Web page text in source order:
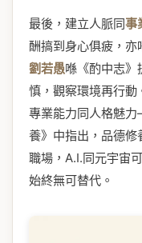
最後，建立人脈同事
酬搞到身心俱疲，
劉若愚喺《酌中志》
慎，觀察環境再行
專業能力同人格魅
養》中指出，品德
職場，A.I.同元宇宙
始終無可替代。